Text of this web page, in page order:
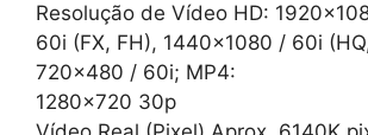
Resolução de Vídeo HD:
60i (FX, FH), 1440×1080 / 60i
720×480 / 60i; MP4:
1280×720 30p